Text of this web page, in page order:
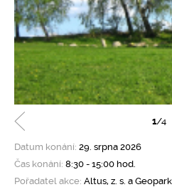
1/4
Datum konání: 29. srpna 2026
Čas konání: 8:30 - 15:00 hod.
Pořadatel akce: Altus, z. s. a